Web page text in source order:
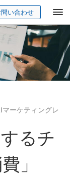
問い合わせ
ーケティングレ
るチ
」